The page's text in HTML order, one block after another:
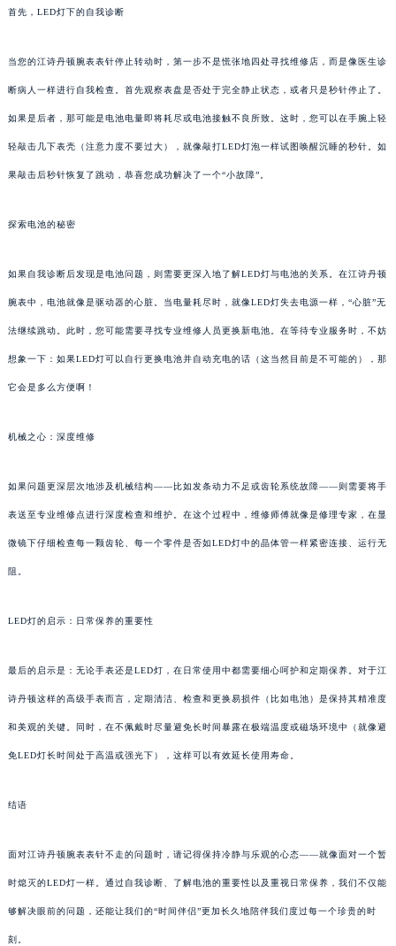
首先，LED灯下的自我诊断
当您的江诗丹顿腕表表针停止转动时，第一步不是慌张地四处寻找维修店，而是像医生诊
断病人一样进行自我检查。首先观察表盘是否处于完全静止状态，或者只是秒针停止了。
如果是后者，那可能是电池电量即将耗尽或电池接触不良所致。这时，您可以在手腕上轻
轻敲击几下表壳（注意力度不要过大），就像敲打LED灯泡一样试图唤醒沉睡的秒针。如
果敲击后秒针恢复了跳动，恭喜您成功解决了一个“小故障”。
探索电池的秘密
如果自我诊断后发现是电池问题，则需要更深入地了解LED灯与电池的关系。在江诗丹顿
腕表中，电池就像是驱动器的心脏。当电量耗尽时，就像LED灯失去电源一样，“心脏”无
法继续跳动。此时，您可能需要寻找专业维修人员更换新电池。在等待专业服务时，不妨
想象一下：如果LED灯可以自行更换电池并自动充电的话（这当然目前是不可能的），那
它会是多么方便啊！
机械之心：深度维修
如果问题更深层次地涉及机械结构——比如发条动力不足或齿轮系统故障——则需要将手
表送至专业维修点进行深度检查和维护。在这个过程中，维修师傅就像是修理专家，在显
微镜下仔细检查每一颗齿轮、每一个零件是否如LED灯中的晶体管一样紧密连接、运行无
阻。
LED灯的启示：日常保养的重要性
最后的启示是：无论手表还是LED灯，在日常使用中都需要细心呵护和定期保养。对于江
诗丹顿这样的高级手表而言，定期清洁、检查和更换易损件（比如电池）是保持其精准度
和美观的关键。同时，在不佩戴时尽量避免长时间暴露在极端温度或磁场环境中（就像避
免LED灯长时间处于高温或强光下），这样可以有效延长使用寿命。
结语
面对江诗丹顿腕表表针不走的问题时，请记得保持冷静与乐观的心态——就像面对一个暂
时熄灭的LED灯一样。通过自我诊断、了解电池的重要性以及重视日常保养，我们不仅能
够解决眼前的问题，还能让我们的“时间伴侣”更加长久地陪伴我们度过每一个珍贵的时
刻。